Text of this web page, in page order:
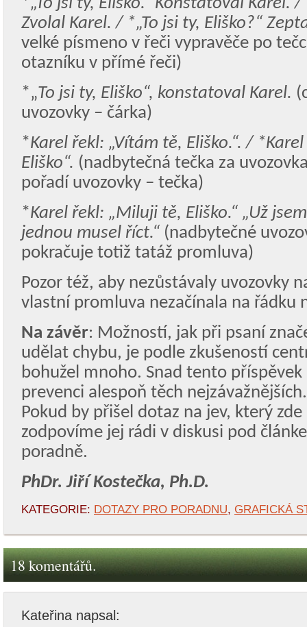
* „To jsi ty, Eliško.“ Konstatoval Karel.
Zvolal Karel. / *„To jsi ty, Eliško?“
velké písmeno v řeči vypravěče po
otazníku v přímé řeči)
*„To jsi ty, Eliško“, konstatoval Karel.
uvozovky – čárka)
*Karel řekl: „Vítám tě, Eliško.“. /
Eliško“. (nadbytečná tečka za
pořadí uvozovky – tečka)
*Karel řekl: „Miluji tě, Eliško.“ „Už
jednou musel říct.“ (nadbytečné
pokračuje totiž tatáž promluva)
Pozor též, aby nezůstávaly uvozovky
vlastní promluva nezačínala na řádku
Na závěr: Možností, jak při psaní
udělat chybu, je podle zkušeností
bohužel mnoho. Snad tento
prevenci alespoň těch nejzávažnějších.
Pokud by přišel dotaz na jev, který
zodpovíme jej rádi v diskusi pod
poradně.
PhDr. Jiří Kostečka, Ph.D.
KATEGORIE: DOTAZY PRO PORADNU, GRAFICKÁ
18 komentářů.
Kateřina napsal: